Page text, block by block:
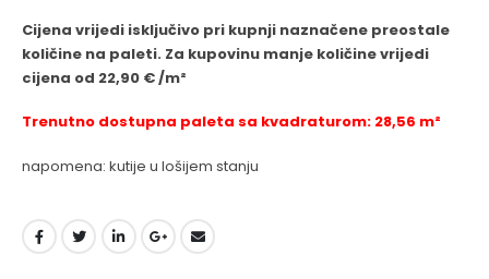
Cijena vrijedi isključivo pri kupnji naznačene preostale
količine na paleti. Za kupovinu manje količine vrijedi
cijena od 22,90 € /m²
Trenutno dostupna paleta sa kvadraturom: 28,56 m²
napomena: kutije u lošijem stanju